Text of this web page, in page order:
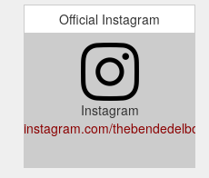
(GF) - The Bended Elbow
Form · Weekly Specials ·
· Contact; Functions.
our-menu/chicken-roulade/
- Page 2 of 2 - The Bended Elbow
· Pre Order Form · Weekly
Official Instagram
Instagram
instagram.com/